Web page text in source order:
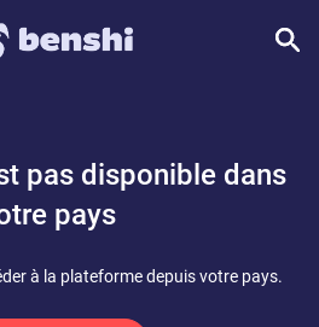
pas disponible dans
pays
à la plateforme depuis votre pays.